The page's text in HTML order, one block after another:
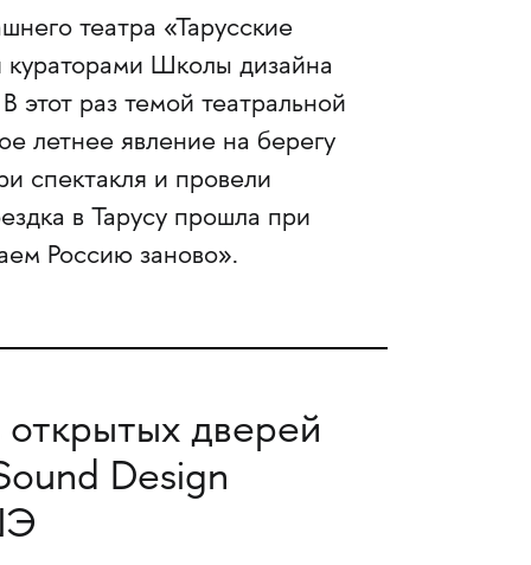
театра «Тарусские
кураторами Школы дизайна
раз темой театральной
летнее явление на берегу
спектакля и провели
в Тарусу прошла при
Россию заново».
дверей
Design